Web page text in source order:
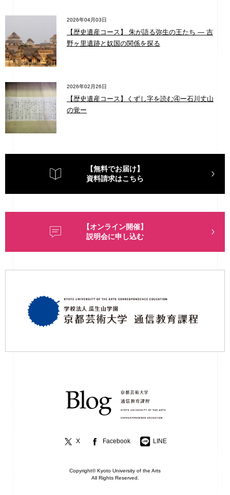
2026年04月03日
【歴史遺産コース】 朱が語る弥生の王たち ― 吉
野ヶ里遺跡と奴国の関係を探る
2026年02月26日
【歴史遺産コース】くずし字を読む④ー石川丈山
の覚ー
【無料でお届け】
資料請求はこちら
【オンライン開催】
説明会に申し込む
X Facebook LINE
Copyright© Kyoto University of the Arts
All Rights Reserved.